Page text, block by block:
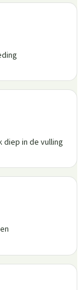
diep in de vulling